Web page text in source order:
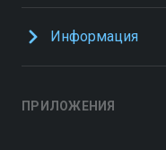
Информация
ПРИЛОЖЕНИЯ